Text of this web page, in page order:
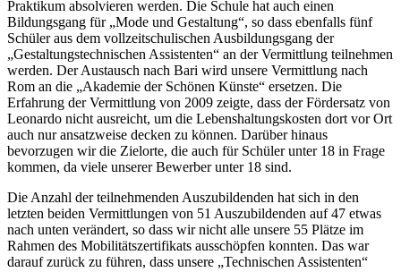
Praktikum absolvieren werden. Die Schule hat auch einen
Bildungsgang für „Mode und Gestaltung“, so dass ebenfalls fünf
Schüler aus dem vollzeitschulischen Ausbildungsgang der
„Gestaltungstechnischen Assistenten“ an der Vermittlung teilnehmen
werden. Der Austausch nach Bari wird unsere Vermittlung nach
Rom an die „Akademie der Schönen Künste“ ersetzen. Die
Erfahrung der Vermittlung von 2009 zeigte, dass der Fördersatz von
Leonardo nicht ausreicht, um die Lebenshaltungskosten dort vor Ort
auch nur ansatzweise decken zu können. Darüber hinaus
bevorzugen wir die Zielorte, die auch für Schüler unter 18 in Frage
kommen, da viele unserer Bewerber unter 18 sind.
Die Anzahl der teilnehmenden Auszubildenden hat sich in den
letzten beiden Vermittlungen von 51 Auszubildenden auf 47 etwas
nach unten verändert, so dass wir nicht alle unsere 55 Plätze im
Rahmen des Mobilitätszertifikats ausschöpfen konnten. Das war
darauf zurück zu führen, dass unsere „Technischen Assistenten“